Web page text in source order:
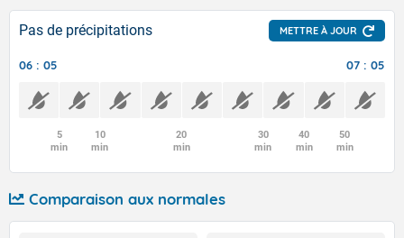
Pas de précipitations METTRE À JOUR
06 : 05 07 : 05
5
min
10
min
20
min
30
min
40
min
50
min
Comparaison aux normales